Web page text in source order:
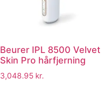
Beurer IPL 8500 Velvet
Skin Pro hårfjerning
3,048.95 kr.